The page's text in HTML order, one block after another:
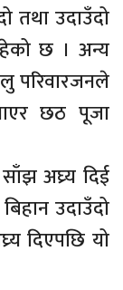
तथा उदाउँदो
छ । अन्य
परिवारजनले
छठ पूजा
अघ्र्य दिई
उदाउँदो
दिएपछि यो